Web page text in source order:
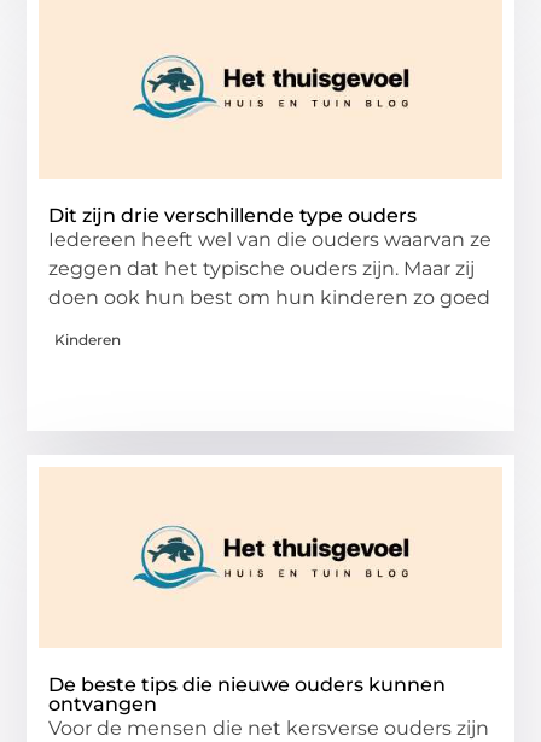
Dit zijn drie verschillende type ouders
Iedereen heeft wel van die ouders waarvan ze
zeggen dat het typische ouders zijn. Maar zij
doen ook hun best om hun kinderen zo goed
Kinderen
De beste tips die nieuwe ouders kunnen
ontvangen
Voor de mensen die net kersverse ouders zijn